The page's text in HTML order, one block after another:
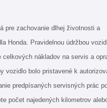
pre zachovanie dlhej životnosti a
Honda. Pravidelnou údržbou
nákladov na servis a
vozidlo bolo pristavené k
predpísaných servisných prác
počet najedených kilometrov